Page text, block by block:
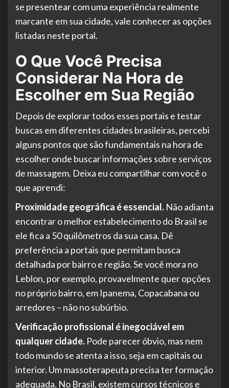
se presentear com uma experiência realmente
marcante em sua cidade, vale conhecer as opções
listadas neste portal.
O Que Você Precisa
Considerar Na Hora de
Escolher em Sua Região
Depois de explorar todos esses portais e testar
buscas em diferentes cidades brasileiras, percebi
alguns pontos que são fundamentais na hora de
escolher onde buscar informações sobre serviços
de massagem. Deixa eu compartilhar com você o
que aprendi:
Proximidade geográfica é essencial. Não adianta
encontrar o melhor estabelecimento do Brasil se
ele fica a 50 quilômetros da sua casa. Dê
preferência a portais que permitam busca
detalhada por bairro e região. Se você mora no
Leblon, por exemplo, provavelmente quer opções
no próprio bairro, em Ipanema, Copacabana ou
arredores – não no subúrbio.
Verificação profissional é inegociável em
qualquer cidade. Pode parecer óbvio, mas nem
todo mundo se atenta a isso, seja em capitais ou
interior. Um massoterapeuta precisa ter formação
adequada. No Brasil, existem cursos técnicos e